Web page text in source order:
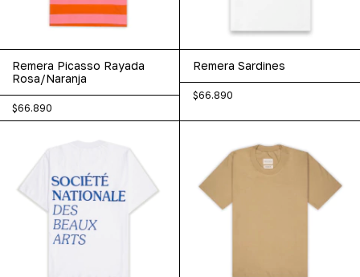
Remera Picasso Rayada
Rosa/Naranja
$66.890
Remera Sardines
$66.890